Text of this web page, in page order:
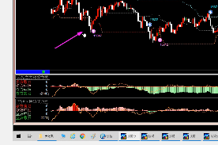
Loaded:
4.60%